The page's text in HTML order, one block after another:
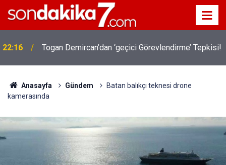
22:16 Togan Demircan’dan ‘geçici Görevlendirme’ Tepkisi!
Anasayfa Gündem
Batan balıkçı teknesi drone
kamerasında